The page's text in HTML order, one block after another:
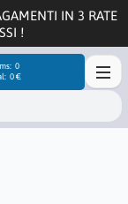
IN 3 RATE
!
0
0 €